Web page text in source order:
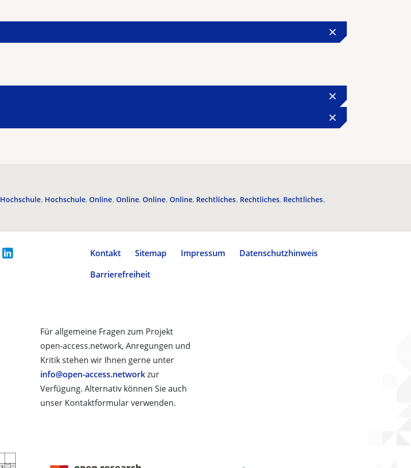
Hochschule Hochschule Online Online Online Online Rechtliches Rechtliches Rechtliches
Kontakt Sitemap Impressum
Datenschutzhinweis
Barrierefreiheit
Für allgemeine Fragen zum Projekt
open-access.network, Anregungen und
Kritik stehen wir Ihnen gerne unter
info@open-access.networkzur
Verfügung. Alternativ können Sie auch
unser Kontaktformular verwenden.